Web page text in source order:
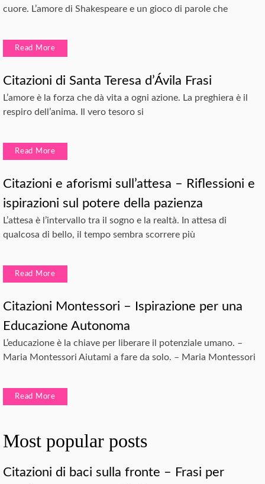
cuore. L’amore di Shakespeare e un gioco di parole che
Read More
Citazioni di Santa Teresa d’Ávila Frasi
L’amore è la forza che dà vita a ogni azione. La preghiera è il
respiro dell’anima. Il vero tesoro si
Read More
Citazioni e aforismi sull’attesa – Riflessioni e
ispirazioni sul potere della pazienza
L’attesa è l’intervallo tra il sogno e la realtà. In attesa di
qualcosa di bello, il tempo sembra scorrere più
Read More
Citazioni Montessori – Ispirazione per una
Educazione Autonoma
L’educazione è la chiave per liberare il potenziale umano. –
Maria Montessori Aiutami a fare da solo. – Maria Montessori
Read More
Most popular posts
Citazioni di baci sulla fronte – Frasi per